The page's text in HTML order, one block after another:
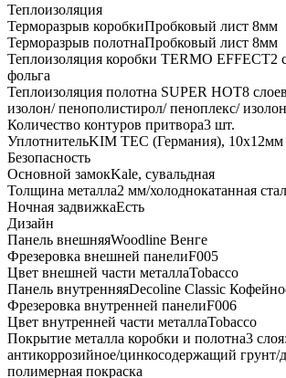
Теплоизоляция
Терморазрыв коробкиПробковый лист 8мм
Терморазрыв полотнаПробковый лист 8мм
Теплоизоляция коробки TERMO EFFECT2
фольга
Теплоизоляция полотна SUPER НОТ8
изолон/ пенополистирол/ пеноплекс/
Количество контуров притвора3 шт.
УплотнительKIM ТЕС (Германия), 10x12мм
Безопасность
Основной замокKale, сувальдная
Толщина металла2 мм/холоднокатанная
Ночная задвижкаЕсть
Дизайн
Панель внешняяWoodline Венге
Фрезеровка внешней панелиF005
Цвет внешней части металлаTobacco
Панель внутренняяDecoline Classic
Фрезеровка внутренней панелиF006
Цвет внутренней части металлаTobacco
Покрытие металла коробки и полотна3 слоя:
антикоррозийное/цинкосодержащий грунт/
полимерная покраска